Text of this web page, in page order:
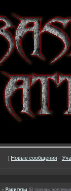
[ Новые сообщения ·
» Раритеты (В помощь